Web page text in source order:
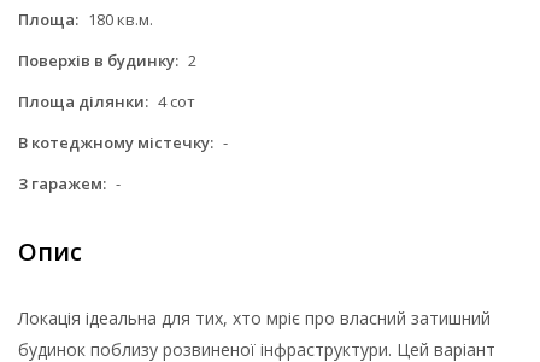
Площа: 180 кв.м.
Поверхів в будинку: 2
Площа ділянки: 4 сот
В котеджному містечку: -
З гаражем: -
Опис
Локація ідеальна для тих, хто мріє про власний затишний
будинок поблизу розвиненої інфраструктури. Цей варіант